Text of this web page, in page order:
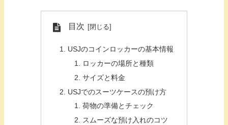
目次
USJのコインロッカーの基本情報
ロッカーの場所と種類
サイズと料金
USJでのスーツケースの預け方
荷物の準備とチェック
スムーズな預け入れのコツ